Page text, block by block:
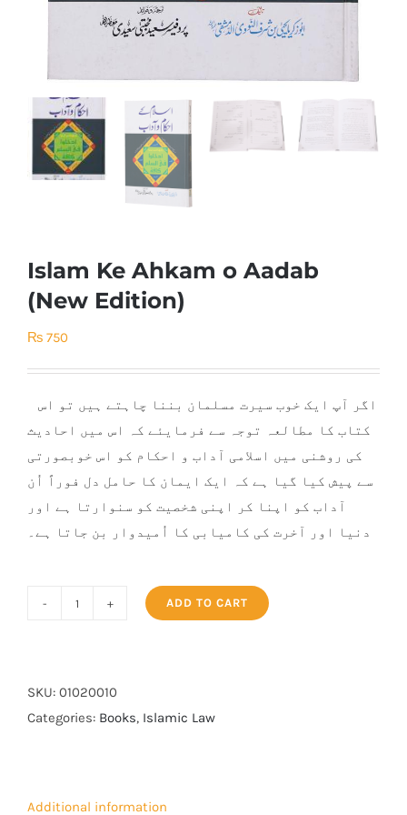
Islam Ke Ahkam o Aadab
(New Edition)
₨ 750
کتاب کا مطالعہ توجہ سے فرمایئے کہ اس میں احادیث
کی روشنی میں اسلامی آداب و احکام کو اس خوبصورتی
سے پیش کیا گیا ہے کہ ایک ایمان کا حامل دل فوراً اُن
آداب کو اپنا کر اپنی شخصیت کو سنوارتا ہے اور
دنیا اور آخرت کی کامیابی کا اُمیدوار بن جاتا ہے۔
o
Aadab
ADD TO CART
SKU: 01020010
Categories: Books, Islamic Law
Additional information